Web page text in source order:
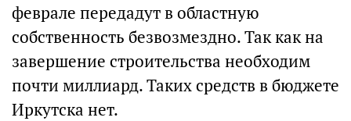
феврале передадут в областную
собственность безвозмездно. Так как на
завершение строительства необходим
почти миллиард. Таких средств в бюджете
Иркутска нет.